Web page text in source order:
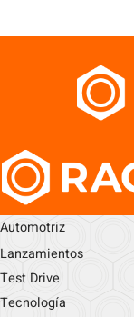
Automotriz
Lanzamientos
Test Drive
Tecnología